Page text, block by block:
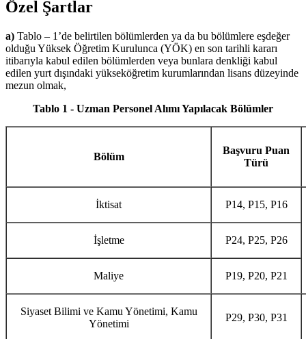
Özel Şartlar
a) Tablo – 1’de belirtilen bölümlerden ya da bu bölümlere eşdeğer
olduğu Yüksek Öğretim Kurulunca (YÖK) en son tarihli kararı
itibarıyla kabul edilen bölümlerden veya bunlara denkliği kabul
edilen yurt dışındaki yükseköğretim kurumlarından lisans düzeyinde
mezun olmak,
Tablo 1 - Uzman Personel Alımı Yapılacak Bölümler
Bölüm
Başvuru Puan
Türü
İktisat P14, P15, P16
İşletme P24, P25, P26
Maliye P19, P20, P21
Siyaset Bilimi ve Kamu Yönetimi, Kamu
Yönetimi
P29, P30, P31